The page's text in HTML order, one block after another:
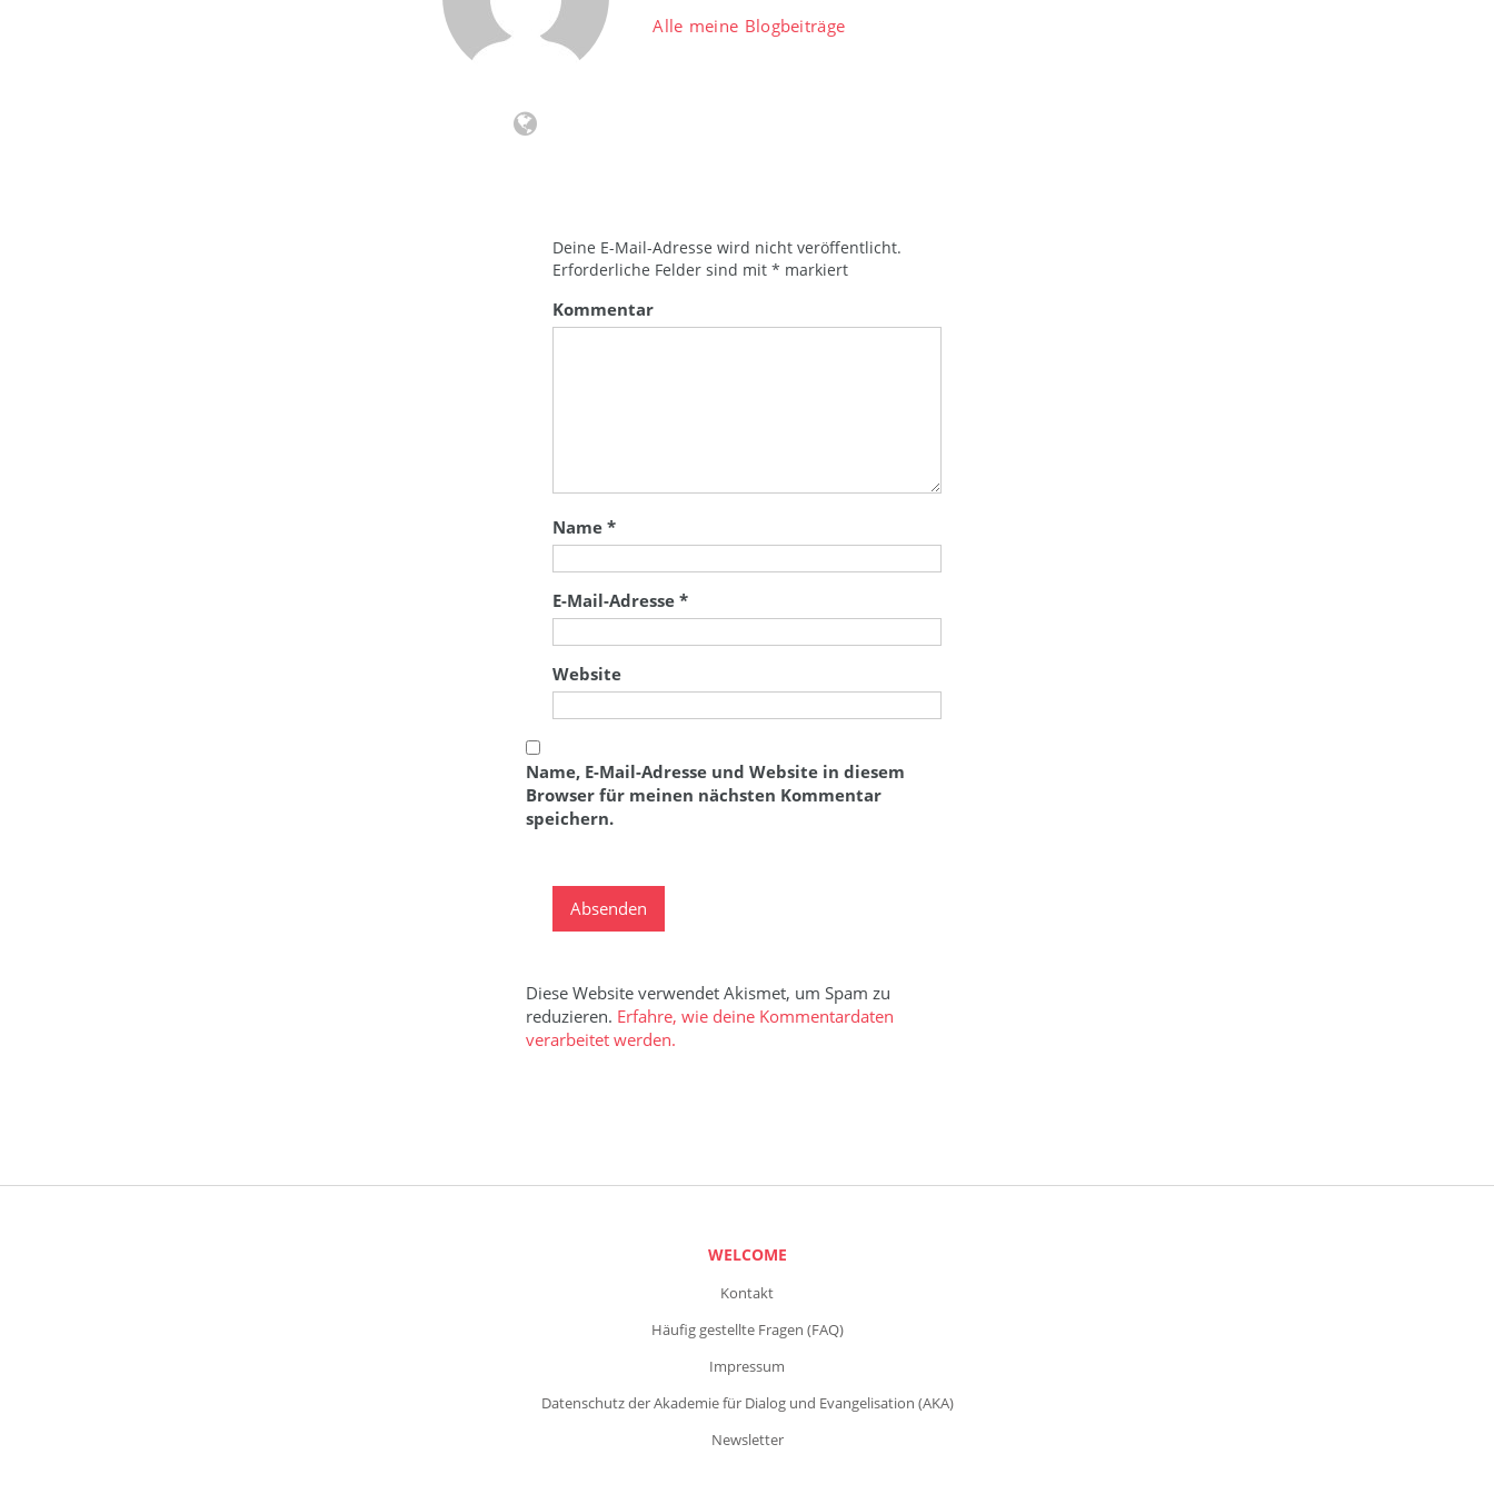
Alle meine Blogbeiträge
Deine E-Mail-Adresse wird nicht veröffentlicht.
Erforderliche Felder sind mit* markiert
Kommentar
Name*
E-Mail-Adresse*
Website
Name, E-Mail-Adresse und Website in diesem
Browser für meinen nächsten Kommentar
speichern.
Diese Website verwendet Akismet, um Spam zu
reduzieren. Erfahre, wie deine Kommentardaten
verarbeitet werden.
WELCOME
Kontakt
Häufig gestellte Fragen (FAQ)
Impressum
Datenschutz der Akademie für Dialog und Evangelisation (AKA)
Newsletter